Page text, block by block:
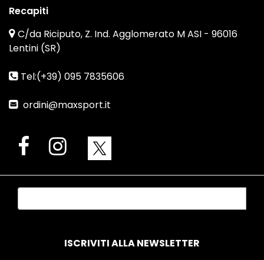
Recapiti
C/da Riciputo, Z. Ind. Agglomerato M ASI - 96016
Lentini (SR)
Tel:(+39) 095 7835606
ordini@maxsport.it